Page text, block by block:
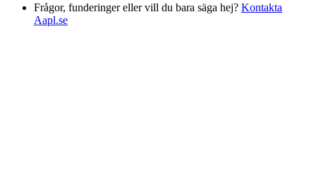
Frågor, funderinger eller vill du bara säga hej? Kontakta
Aapl.se